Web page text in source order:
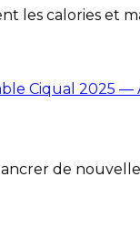
les calories et
Ciqual 2025 —
de